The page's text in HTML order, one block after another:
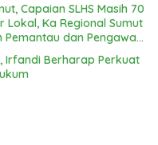
Capaian SLHS Masih 70
Lokal, Ka Regional Sumut
Pemantau dan Pengawas
Irfandi Berharap Perkuat